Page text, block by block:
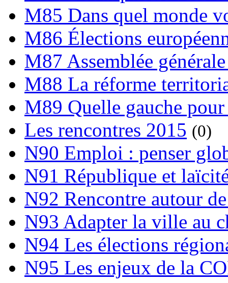
M85 Dans quel monde
M86 Élections
M87 Assemblée
M88 La réforme
M89 Quelle gauche
Les rencontres 2015 (0)
N90 Emploi : penser
N91 République et
N92 Rencontre autour
N93 Adapter la ville au
N94 Les élections
N95 Les enjeux de la